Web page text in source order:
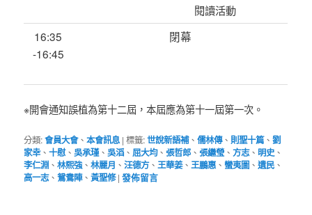
閱讀活動
16:35
-16:45
閉幕
※開會通知誤植為第十二屆，本屆應為第十一屆第一次。
分類:會員大會、本會訊息 |標籤:世說新語補、儒林傳、 則聖十篇、劉
家幸、十慰、吳承瑾、吳滔 、 屈大均、張哲郎 、張繼瑩 、方志、 明史 、
李仁淵 、林熙強 、林麗月 、汪德方、王華姜、王鵬惠 、蠻夷圖 、遺民 、
高一志、鴛鴦陣、黃聖修 |發佈留言